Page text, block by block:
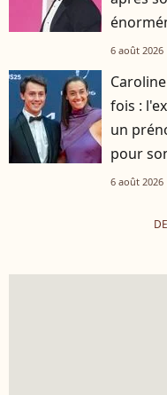
6 août 2026
fois :
un
pour
6 août 2026